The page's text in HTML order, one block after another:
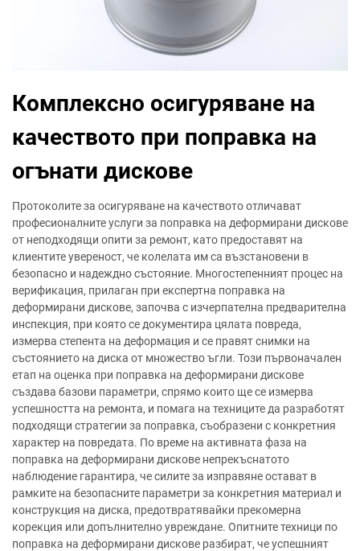
Комплексно осигуряване на
качеството при поправка на
огънати дискове
Протоколите за осигуряване на качеството отличават
професионалните услуги за поправка на деформирани дискове
от неподходящи опити за ремонт, като предоставят на
клиентите увереност, че колелата им са възстановени в
безопасно и надеждно състояние. Многостепенният процес на
верификация, прилаган при експертна поправка на
деформирани дискове, започва с изчерпателна предварителна
инспекция, при която се документира цялата повреда,
измерва степента на деформация и се правят снимки на
състоянието на диска от множество ъгли. Този първоначален
етап на оценка при поправка на деформирани дискове
създава базови параметри, спрямо които ще се измерва
успешността на ремонта, и помага на техниците да разработят
подходящи стратегии за поправка, съобразени с конкретния
характер на повредата. По време на активната фаза на
поправка на деформирани дискове непрекъснатото
наблюдение гарантира, че силите за изправяне остават в
рамките на безопасните параметри за конкретния материал и
конструкция на диска, предотвратявайки прекомерна
корекция или допълнително увреждане. Опитните техници по
поправка на деформирани дискове разбират, че успешният